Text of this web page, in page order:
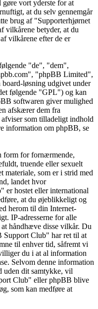
vort yderste for at
at du selv gennemgår
brug af "Supporterhjørnet
vilkårene betyder, at du
vilkårene efter de er
"de", "dem",
"phpBB Limited",
løsning udgivet under
følgende "GPL") og kan
softwaren giver mulighed
afskærer dem fra
som tilladeligt indhold
information om phpBB, se
form for fornærmende,
truende eller sexuelt
materiale, som er i strid med
landet hvor
er hostet eller international
at du øjeblikkeligt og
herom til din Internet-
IP-adresserne for alle
håndhæve disse vilkår. Du
Club" har ret til at
til enhver tid, såfremt vi
du i at al information
Selvom denne information
uden dit samtykke, vil
Club" eller phpBB blive
som kan medføre at